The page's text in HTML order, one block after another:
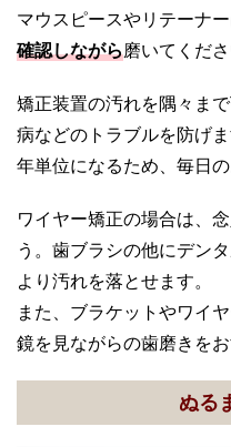
マウスピースやリテーナー
確認しながら磨いてくださ
矯正装置の汚れを隅々ま
病などのトラブルを防げ
年単位になるため、毎日
ワイヤー矯正の場合は、
う。歯ブラシの他にデン
より汚れを落とせます。
また、ブラケットやワイ
鏡を見ながらの歯磨きをお
ぬる